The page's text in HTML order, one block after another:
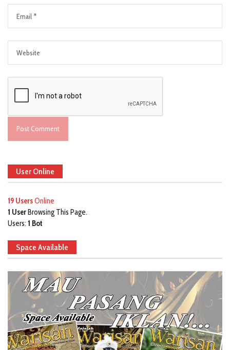
User Online
19 UsersOnline
1 User Browsing This Page.
Users: 1 Bot
Space Available